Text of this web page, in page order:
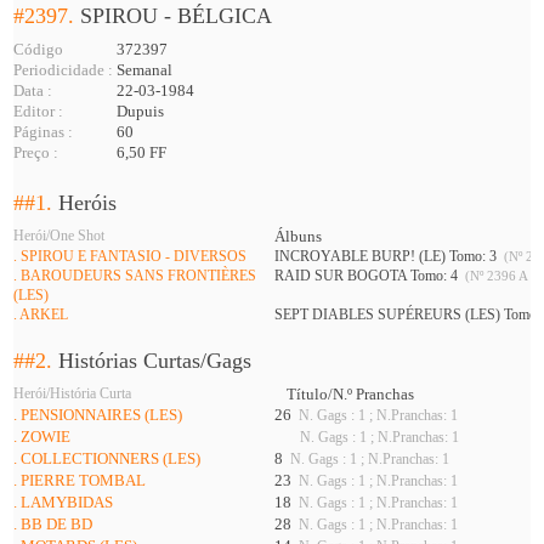
#2397. SPIROU - BÉLGICA
Código
372397
Periodicidade : Semanal
Data :
22-03-1984
Editor :
Dupuis
Páginas :
60
Preço :
6,50 FF
##1.Heróis
Herói/One Shot Álbuns
. SPIROU E FANTASIO - DIVERSOS INCROYABLE BURP! (LE) Tomo: 3 (Nº
. BAROUDEURS SANS FRONTIÈRES
(LES)
RAID SUR BOGOTA Tomo: 4 (Nº 2396 A
. ARKEL SEPT DIABLES SUPÉREURS (LES)
##2.Histórias Curtas/Gags
Herói/História Curta
Título/N.º Pranchas
. PENSIONNAIRES (LES)
26 N. Gags : 1 ; N.Pranchas: 1
. ZOWIE N. Gags : 1 ; N.Pranchas: 1
. COLLECTIONNERS (LES) 8 N. Gags : 1 ; N.Pranchas: 1
. PIERRE TOMBAL 23 N. Gags : 1 ; N.Pranchas: 1
. LAMYBIDAS 18 N. Gags : 1 ; N.Pranchas: 1
. BB DE BD 28 N. Gags : 1 ; N.Pranchas: 1